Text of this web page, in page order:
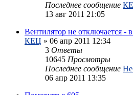
Последнее сообщение
13 авг 2011 21:05
Вентилятор не отключается -
КЕЦ » 06 апр 2011 12:34
3 Ответы
10645 Просмотры
Последнее сообщение
06 апр 2011 13:35